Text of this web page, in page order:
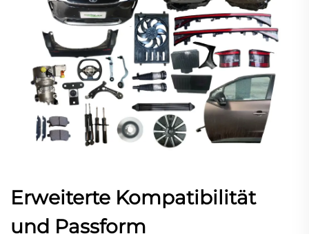
Erweiterte Kompatibilität
und Passform